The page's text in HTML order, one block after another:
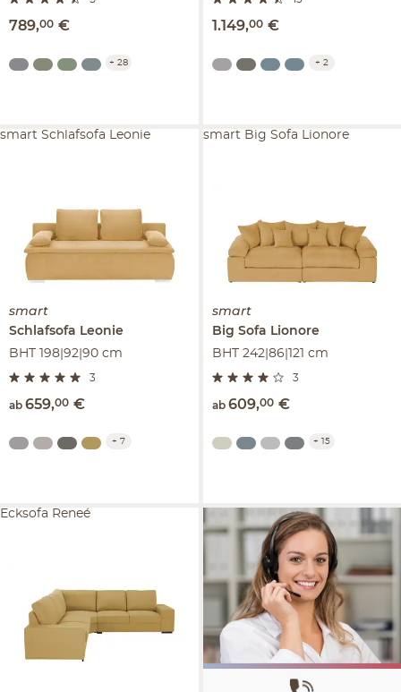
789,00 €
+ 28
1.149,00 €
+ 2
smart
Schlafsofa Leonie
BHT 198|92|90 cm
3
ab 659,00 €
smart Schlafsofa Leonie
+ 7
smart
Big Sofa Lionore
BHT 242|86|121 cm
3
ab 609,00 €
smart Big Sofa Lionore
+ 15
Ecksofa Reneé